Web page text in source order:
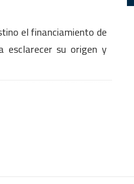
el financiamiento de
esclarecer su origen y